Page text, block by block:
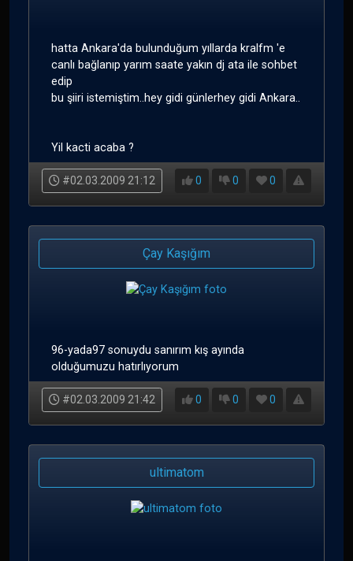
hatta Ankara'da bulunduğum yıllarda kralfm 'e
canlı bağlanıp yarım saate yakın dj ata ile sohbet
edip
bu şiiri istemiştim..hey gidi günlerhey gidi Ankara..
Yil kacti acaba ?
#02.03.2009 21:12 0 0 0
Çay Kaşığım
96-yada97 sonuydu sanırım kış ayında
olduğumuzu hatırlıyorum
#02.03.2009 21:42 0 0 0
ultimatom